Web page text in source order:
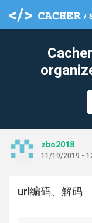
zbo2018
11/19/2019 -
url编码、解码